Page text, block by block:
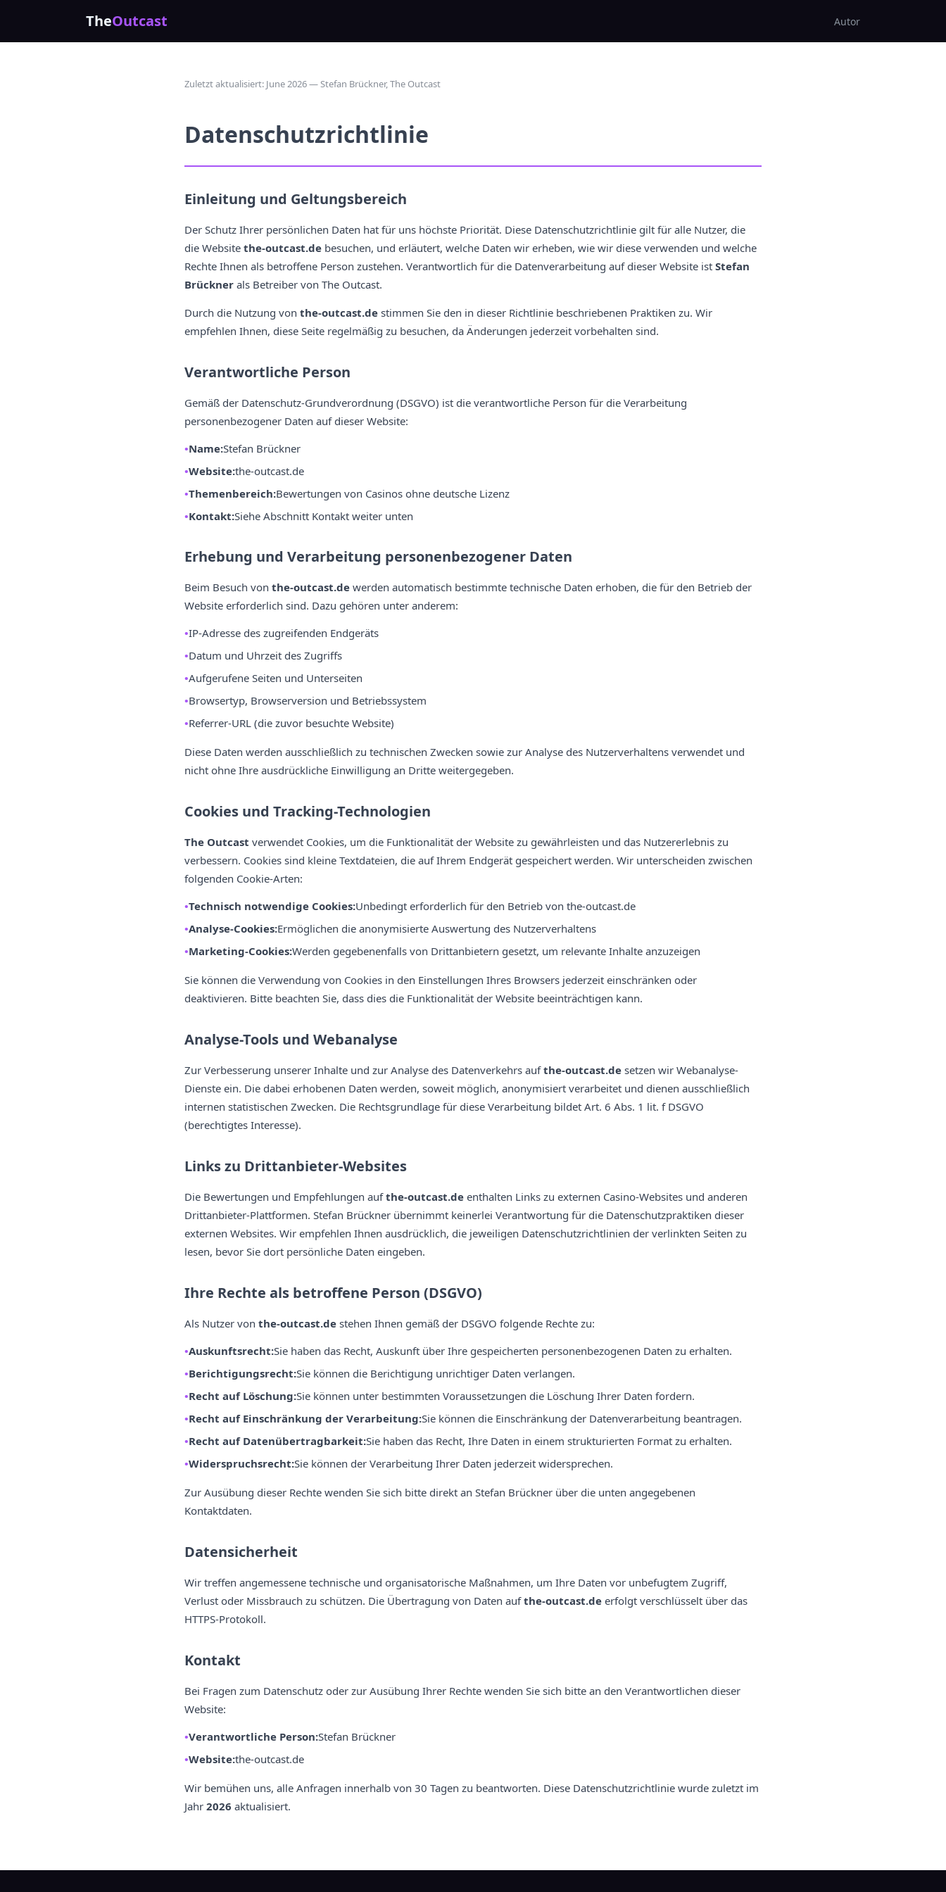
TheOutcast Autor
Zuletzt aktualisiert: June 2026 — Stefan Brückner, The Outcast
Datenschutzrichtlinie
Einleitung und Geltungsbereich
Der Schutz Ihrer persönlichen Daten hat für uns höchste Priorität. Diese Datenschutzrichtlinie gilt für alle Nutzer, die
die Website the-outcast.de besuchen, und erläutert, welche Daten wir erheben, wie wir diese verwenden und welche
Rechte Ihnen als betroffene Person zustehen. Verantwortlich für die Datenverarbeitung auf dieser Website ist Stefan
Brückner als Betreiber von The Outcast.
Durch die Nutzung von the-outcast.de stimmen Sie den in dieser Richtlinie beschriebenen Praktiken zu. Wir
empfehlen Ihnen, diese Seite regelmäßig zu besuchen, da Änderungen jederzeit vorbehalten sind.
Verantwortliche Person
Gemäß der Datenschutz-Grundverordnung (DSGVO) ist die verantwortliche Person für die Verarbeitung
personenbezogener Daten auf dieser Website:
Name:Stefan Brückner
Website:the-outcast.de
Themenbereich:Bewertungen von Casinos ohne deutsche Lizenz
Kontakt:Siehe Abschnitt Kontakt weiter unten
Erhebung und Verarbeitung personenbezogener Daten
Beim Besuch von the-outcast.de werden automatisch bestimmte technische Daten erhoben, die für den Betrieb der
Website erforderlich sind. Dazu gehören unter anderem:
IP-Adresse des zugreifenden Endgeräts
Datum und Uhrzeit des Zugriffs
Aufgerufene Seiten und Unterseiten
Browsertyp, Browserversion und Betriebssystem
Referrer-URL (die zuvor besuchte Website)
Diese Daten werden ausschließlich zu technischen Zwecken sowie zur Analyse des Nutzerverhaltens verwendet und
nicht ohne Ihre ausdrückliche Einwilligung an Dritte weitergegeben.
Cookies und Tracking-Technologien
The Outcast verwendet Cookies, um die Funktionalität der Website zu gewährleisten und das Nutzererlebnis zu
verbessern. Cookies sind kleine Textdateien, die auf Ihrem Endgerät gespeichert werden. Wir unterscheiden zwischen
folgenden Cookie-Arten:
Technisch notwendige Cookies:Unbedingt erforderlich für den Betrieb von the-outcast.de
Analyse-Cookies:Ermöglichen die anonymisierte Auswertung des Nutzerverhaltens
Marketing-Cookies:Werden gegebenenfalls von Drittanbietern gesetzt, um relevante Inhalte anzuzeigen
Sie können die Verwendung von Cookies in den Einstellungen Ihres Browsers jederzeit einschränken oder
deaktivieren. Bitte beachten Sie, dass dies die Funktionalität der Website beeinträchtigen kann.
Analyse-Tools und Webanalyse
Zur Verbesserung unserer Inhalte und zur Analyse des Datenverkehrs aufthe-outcast.de setzen wir Webanalyse-
Dienste ein. Die dabei erhobenen Daten werden, soweit möglich, anonymisiert verarbeitet und dienen ausschließlich
internen statistischen Zwecken. Die Rechtsgrundlage für diese Verarbeitung bildet Art. 6 Abs. 1 lit. f DSGVO
(berechtigtes Interesse).
Links zu Drittanbieter-Websites
Die Bewertungen und Empfehlungen aufthe-outcast.de enthalten Links zu externen Casino-Websites und anderen
Drittanbieter-Plattformen. Stefan Brückner übernimmt keinerlei Verantwortung für die Datenschutzpraktiken dieser
externen Websites. Wir empfehlen Ihnen ausdrücklich, die jeweiligen Datenschutzrichtlinien der verlinkten Seiten zu
lesen, bevor Sie dort persönliche Daten eingeben.
Ihre Rechte als betroffene Person (DSGVO)
Als Nutzer von the-outcast.de stehen Ihnen gemäß der DSGVO folgende Rechte zu:
Auskunftsrecht:Sie haben das Recht, Auskunft über Ihre gespeicherten personenbezogenen Daten zu erhalten.
Berichtigungsrecht:Sie können die Berichtigung unrichtiger Daten verlangen.
Recht auf Löschung:Sie können unter bestimmten Voraussetzungen die Löschung Ihrer Daten fordern.
Recht auf Einschränkung der Verarbeitung:Sie können die Einschränkung der Datenverarbeitung beantragen.
Recht auf Datenübertragbarkeit:Sie haben das Recht, Ihre Daten in einem strukturierten Format zu erhalten.
Widerspruchsrecht:Sie können der Verarbeitung Ihrer Daten jederzeit widersprechen.
Zur Ausübung dieser Rechte wenden Sie sich bitte direkt an Stefan Brückner über die unten angegebenen
Kontaktdaten.
Datensicherheit
Wir treffen angemessene technische und organisatorische Maßnahmen, um Ihre Daten vor unbefugtem Zugriff,
Verlust oder Missbrauch zu schützen. Die Übertragung von Daten aufthe-outcast.de erfolgt verschlüsselt über das
HTTPS-Protokoll.
Kontakt
Bei Fragen zum Datenschutz oder zur Ausübung Ihrer Rechte wenden Sie sich bitte an den Verantwortlichen dieser
Website:
Verantwortliche Person:Stefan Brückner
Website:the-outcast.de
Wir bemühen uns, alle Anfragen innerhalb von 30 Tagen zu beantworten. Diese Datenschutzrichtlinie wurde zuletzt im
Jahr 2026 aktualisiert.